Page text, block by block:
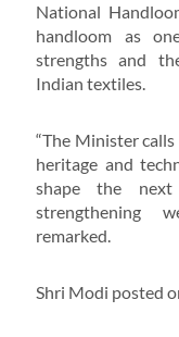
National
handloom as
strengths and
Indian textiles.
“The Minister
heritage and
shape the
strengthening
remarked.
Shri Modi posted